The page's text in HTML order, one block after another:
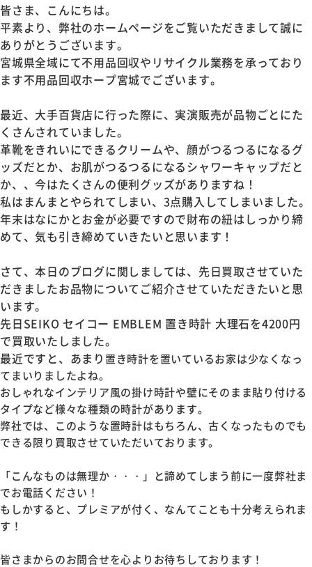
皆さま、こんにちは。
平素より、弊社のホームページをご覧いただきまして誠に
ありがとうございます。
宮城県全域にて不用品回収やリサイクル業務を承っており
ます不用品回収ホープ宮城でございます。
最近、大手百貨店に行った際に、実演販売が品物ごとにた
くさんされていました。
革靴をきれいにできるクリームや、顔がつるつるになるグ
ッズだとか、お肌がつるつるになるシャワーキャップだと
か、、今はたくさんの便利グッズがありますね！
私はまんまとやられてしまい、3点購入してしまいました。
年末はなにかとお金が必要ですので財布の紐はしっかり締
めて、気も引き締めていきたいと思います！
さて、本日のブログに関しましては、先日買取させていた
だきましたお品物についてご紹介させていただきたいと思
います。
先日SEIKO セイコー EMBLEM 置き時計 大理石を4200円
で買取いたしました。
最近ですと、あまり 置き時計を置いているお家は少なくなっ
てまいりましたよね。
おしゃれなインテリア風の掛け時計や壁にそのまま貼り付ける
タイプなど様々な種類の時計があります。
弊社では、このような置時計はもちろん、古くなったものでも
できる限り買取させていただいております。
「こんなものは無理か・・・」と諦めてしまう前に一度弊社ま
でお電話ください！
もしかすると、プレミアが付く、なんてことも十分考えられま
す！
皆さまからのお問合せを心よりお待ちしております！